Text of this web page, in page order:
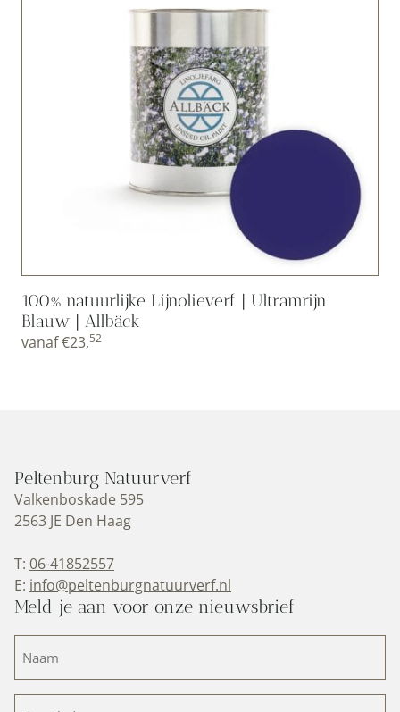
100% natuurlijke Lijnolieverf | Ultramrijn
Blauw | Allbäck
vanaf€23,52
Peltenburg Natuurverf
Valkenboskade 595
2563 JE Den Haag
T: 06-41852557
E: info@peltenburgnatuurverf.nl
Meld je aan voor onze nieuwsbrief
(Vereist)